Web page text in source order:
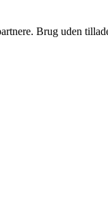
Brug uden